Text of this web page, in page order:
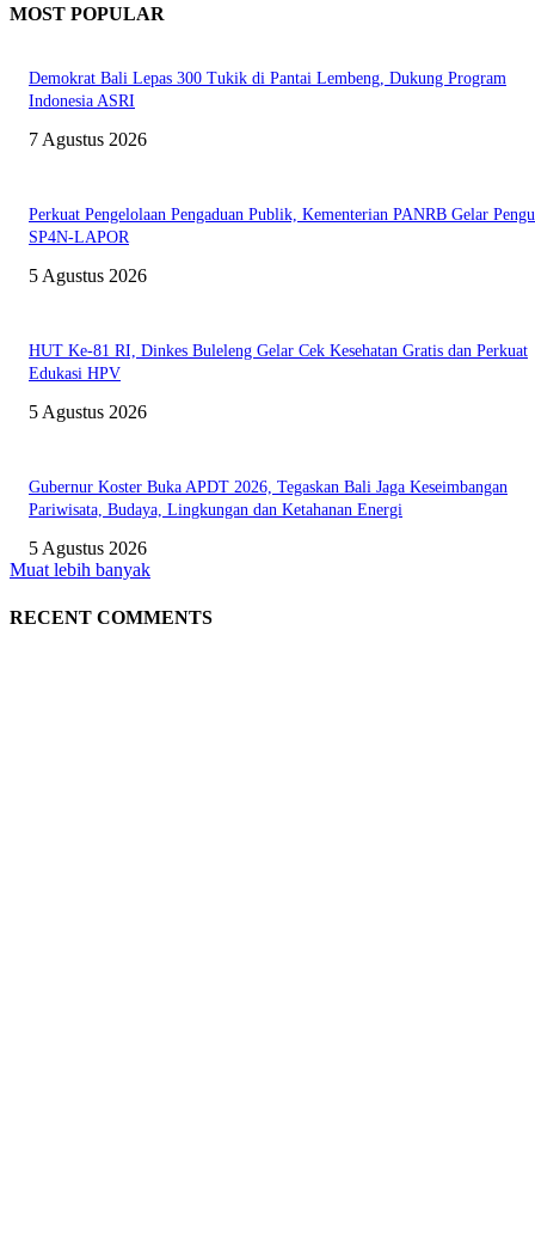
MOST POPULAR
Demokrat Bali Lepas 300 Tukik di Pantai Lembeng, Dukung Program
Indonesia ASRI
7 Agustus 2026
Perkuat Pengelolaan Pengaduan Publik, Kementerian PANRB Gelar
SP4N-LAPOR
5 Agustus 2026
HUT Ke-81 RI, Dinkes Buleleng Gelar Cek Kesehatan Gratis dan Perkuat
Edukasi HPV
5 Agustus 2026
Gubernur Koster Buka APDT 2026, Tegaskan Bali Jaga Keseimbangan
Pariwisata, Budaya, Lingkungan dan Ketahanan Energi
5 Agustus 2026
Muat lebih banyak
RECENT COMMENTS